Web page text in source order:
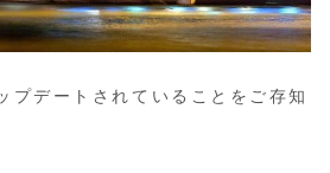
プデートされていることをご存知